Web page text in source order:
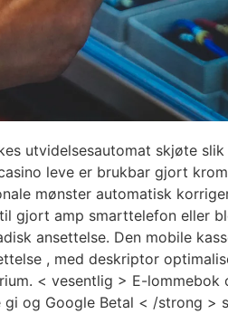
utvidelsesautomat skjøte
leve er brukbar gjort
mønster automatisk
gjort amp smarttelefon eller
ansettelse. Den mobile
, med deskriptor
< vesentlig > E-lommebok
og Google Betal < /strong >